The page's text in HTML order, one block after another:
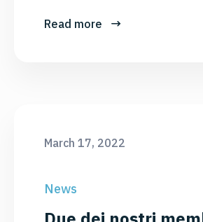
Read more
March 17, 2022
News